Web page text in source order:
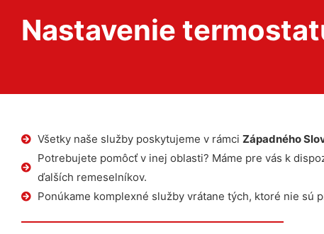
Nastavenie
Všetky naše služby poskytujeme v rámci Západného
Potrebujete pomôcť v inej oblasti? Máme pre vás k
ďalších remeselníkov.
Ponúkame komplexné služby vrátane tých, ktoré nie sú